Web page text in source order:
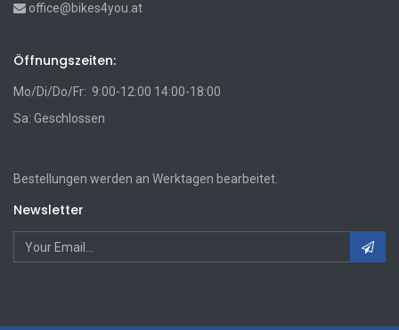
office@bikes4you.at
Öffnungszeiten:
Mo/Di/Do/Fr: 9:00-12:00 14:00-18:00
Sa: Geschlossen
Bestellungen werden an Werktagen bearbeitet.
Newsletter